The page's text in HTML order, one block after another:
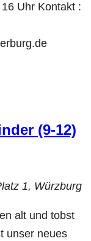
Uhr Kontakt :
(9-12)
1, Würzburg
alt und tobst
unser neues